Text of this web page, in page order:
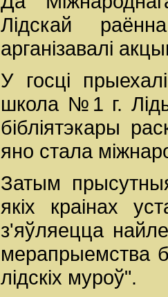
Лідскай
арганізавалі
У госці
школа №1 г.
бібліятэкары
яно стала
Затым
якіх краінах
з'яўляецца
мерапрыемства
лідскіх муроў".